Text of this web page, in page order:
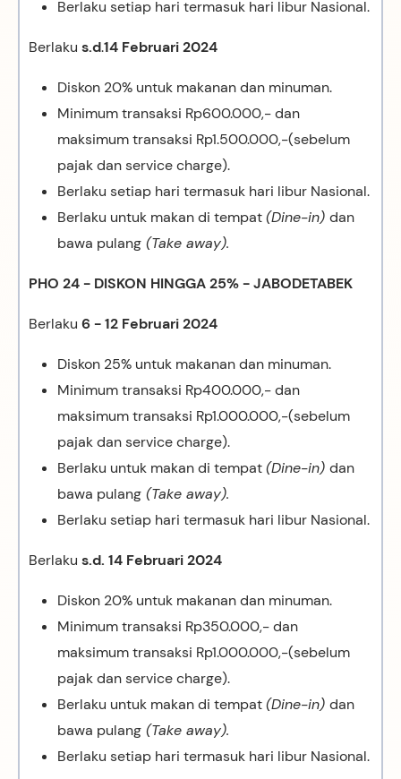
Berlaku setiap hari termasuk hari libur Nasional.
Berlaku s.d.14 Februari 2024
Diskon 20% untuk makanan dan minuman.
Minimum transaksi Rp600.000,- dan
maksimum transaksi Rp1.500.000,-(sebelum
pajak dan service charge).
Berlaku setiap hari termasuk hari libur Nasional.
Berlaku untuk makan di tempat(Dine-in) dan
bawa pulang (Take away).
PHO 24 - DISKON HINGGA 25% - JABODETABEK
Berlaku 6 - 12 Februari 2024
Diskon 25% untuk makanan dan minuman.
Minimum transaksi Rp400.000,- dan
maksimum transaksi Rp1.000.000,-(sebelum
pajak dan service charge).
Berlaku untuk makan di tempat(Dine-in) dan
bawa pulang (Take away).
Berlaku setiap hari termasuk hari libur Nasional.
Berlaku s.d. 14 Februari 2024
Diskon 20% untuk makanan dan minuman.
Minimum transaksi Rp350.000,- dan
maksimum transaksi Rp1.000.000,-(sebelum
pajak dan service charge).
Berlaku untuk makan di tempat(Dine-in) dan
bawa pulang (Take away).
Berlaku setiap hari termasuk hari libur Nasional.